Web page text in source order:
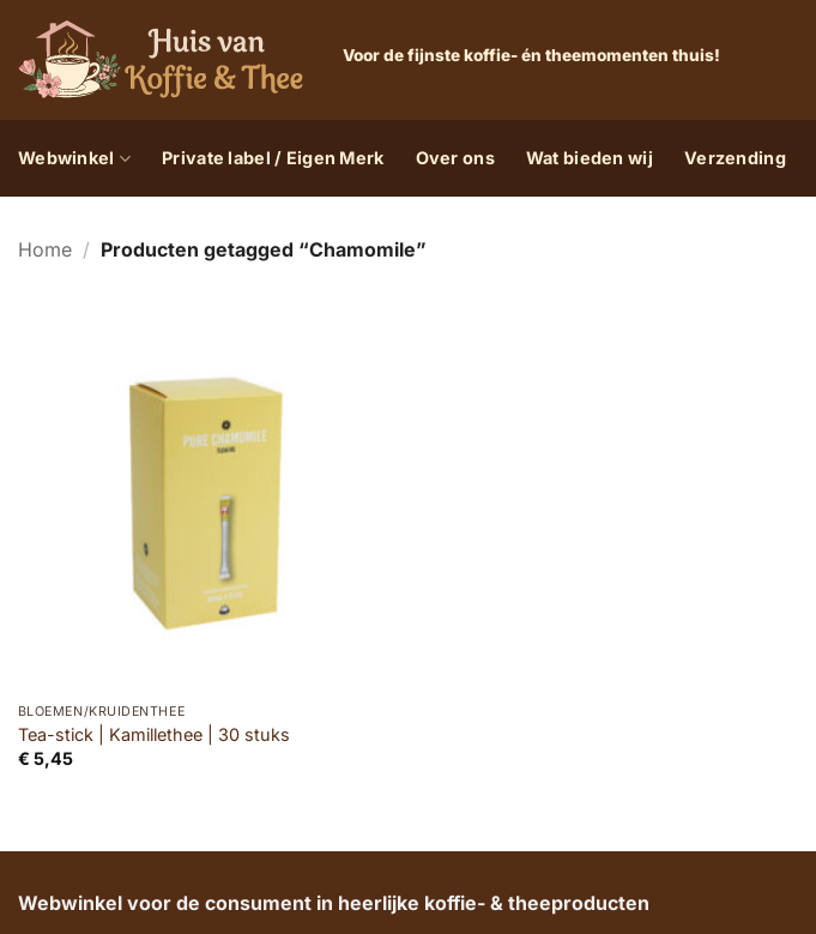
naar
inhoud
Voor de fijnste koffie- én theemomenten thuis!
Webwinkel Private label / Eigen Merk Over ons Wat bieden wij Verzending
Home / Producten getagged “Chamomile”
BLOEMEN/KRUIDENTHEE
Tea-stick | Kamillethee | 30 stuks
€ 5,45
Webwinkel voor de consument in heerlijke koffie- & theeproducten